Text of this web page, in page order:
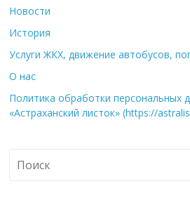
Новости
История
Услуги ЖКХ, движение автобусов,
О нас
Политика обработки персональных
«Астраханский листок» (https://